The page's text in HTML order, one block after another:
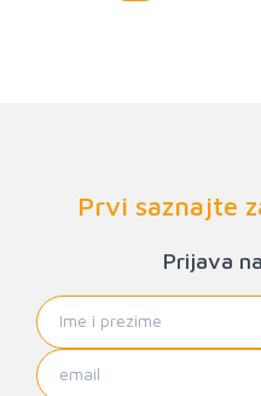
Prvi saznajte
Prijava